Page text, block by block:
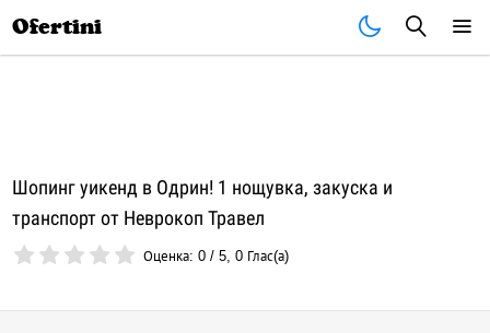
Ofertini
Шопинг уикенд в Одрин! 1 нощувка, закуска и
транспорт от Неврокоп Травел
Оценка:0 /5,0 Глас(а)